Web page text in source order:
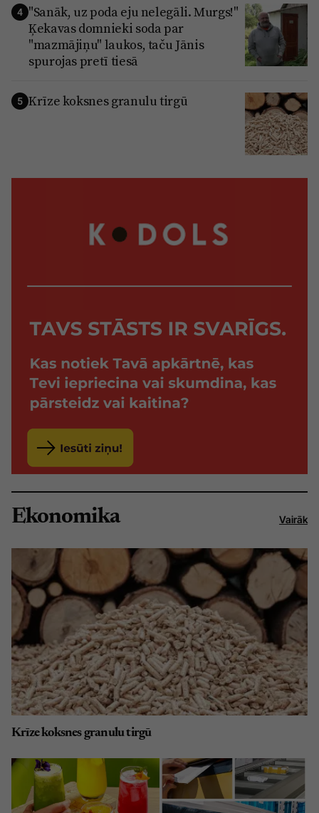
4 "Sanāk, uz poda eju nelegāli. Murgs!"
Ķekavas domnieki soda par
"mazmājiņu" laukos, taču Jānis
spurojas pretī tiesā
5 Krīze koksnes granulu tirgū
Ekonomika Vairāk
Krīze koksnes granulu tirgū